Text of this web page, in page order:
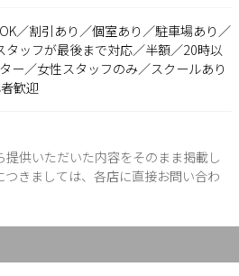
／割引あり／個室あり／駐車場あり／
タッフが最後まで対応／半額／20時以
ー／女性スタッフのみ／スクールあり
歓迎
供いただいた内容をそのまま掲載し
きましては、各店に直接お問い合わ